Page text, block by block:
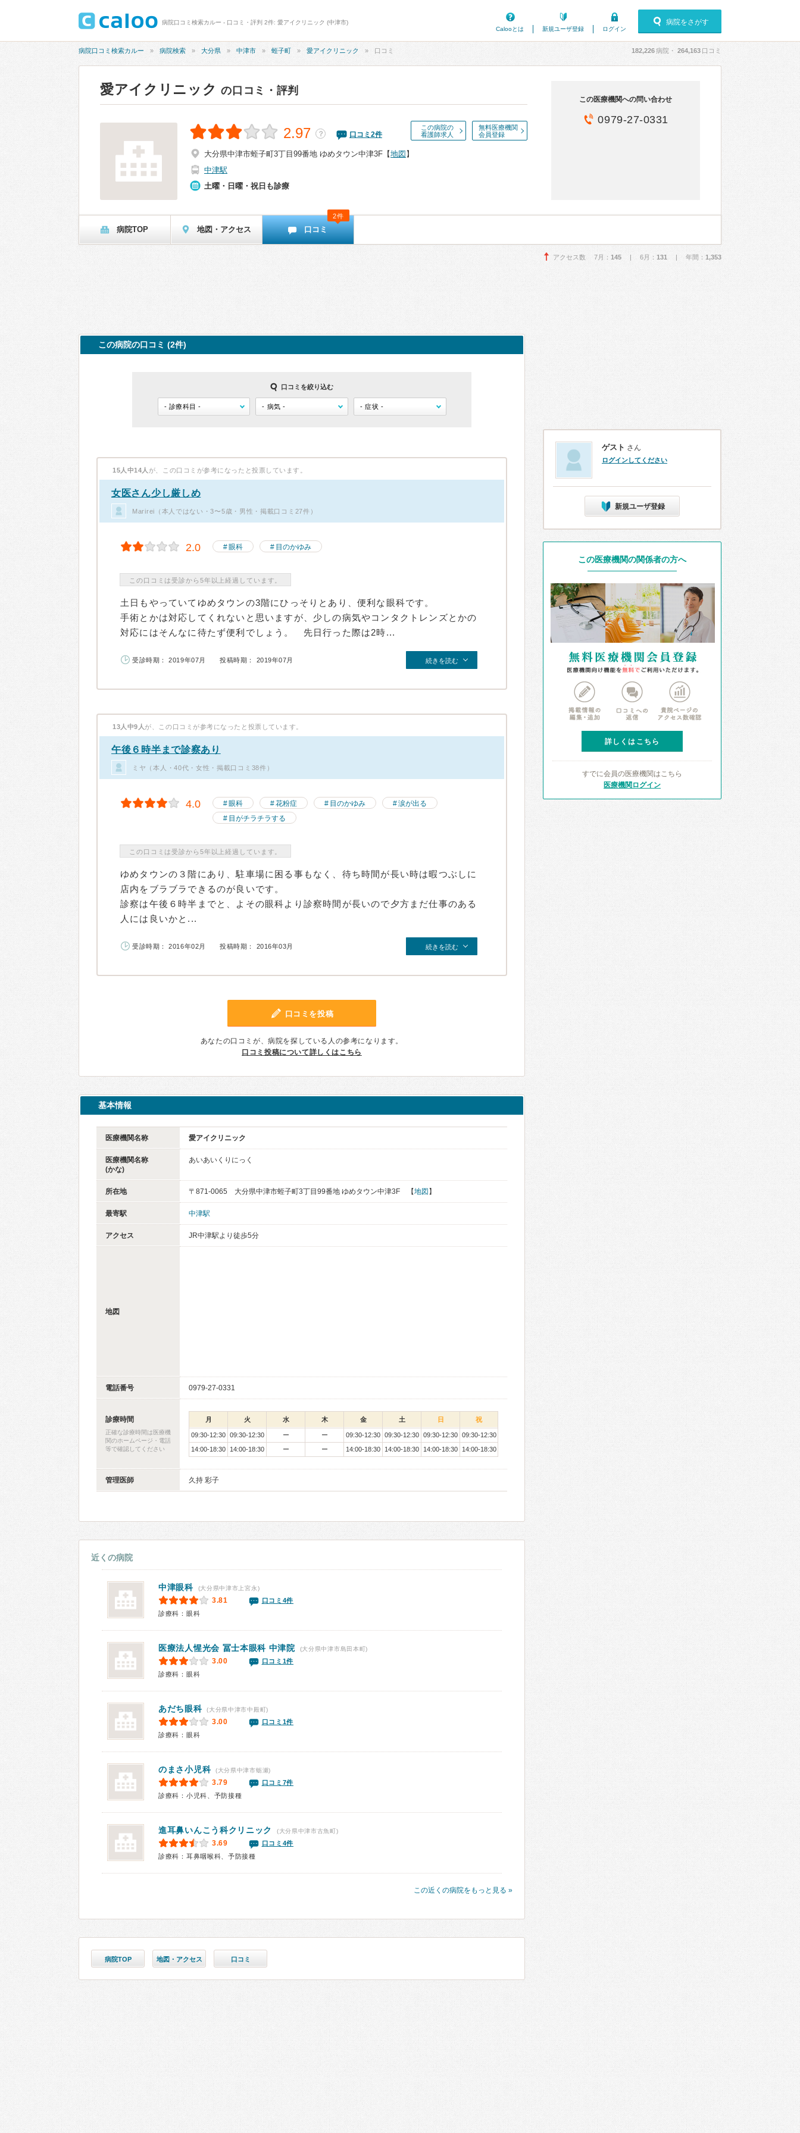
病院口コミ検索カルー - 口コミ・評判 2件: 愛アイクリニック (中津市)
Calooとは
新規ユーザ登録 ログイン
病院をさがす
病院口コミ検索カルー 病院検索 大分県 中津市 蛭子町 愛アイクリニック 口コミ 182,226病院・ 264,163 口コミ
愛アイクリニック の口コミ・評判
この病院の
看護師求人
無料医療機関
会員登録
2.97 ？ 口コミ 2件
大分県中津市蛭子町3丁目99番地 ゆめタウン中津3F 【地図 】
中津駅
土曜・日曜・祝日も診療
この医療機関への問い合わせ
0979-27-0331
病院TOP 地図・アクセス 口コミ
2件
アクセス数 7月： 145 | 6月： 131 | 年間： 1,353
この病院の口コミ (2件)
口コミを絞り込む
15人中14人 が、この口コミが参考になったと投票しています。
女医さん少し厳しめ
Marirei（本人ではない・3〜5歳・男性・掲載口コミ27件）
2.0 眼科 目のかゆみ
この口コミは受診から5年以上経過しています。
土日もやっていてゆめタウンの3階にひっそりとあり、便利な眼科です。
手術とかは対応してくれないと思いますが、少しの病気やコンタクトレンズとかの
対応にはそんなに待たず便利でしょう。 先日行った際は2時...
受診時期： 2019年07月 投稿時期： 2019年07月 続きを読む
13人中9人 が、この口コミが参考になったと投票しています。
午後６時半まで診察あり
ミヤ（本人・40代・女性・掲載口コミ38件）
4.0 眼科 花粉症 目のかゆみ
涙が出る
目がチラチラする
この口コミは受診から5年以上経過しています。
ゆめタウンの３階にあり、駐車場に困る事もなく、待ち時間が長い時は暇つぶしに
店内をブラブラできるのが良いです。
診察は午後６時半までと、よその眼科より診察時間が長いので夕方まだ仕事のある
人には良いかと...
受診時期： 2016年02月 投稿時期： 2016年03月 続きを読む
口コミを投稿
あなたの口コミが、病院を探している人の参考になります。
口コミ投稿について詳しくはこちら
基本情報
医療機関名称 愛アイクリニック
医療機関名称
(かな)
あいあいくりにっく
所在地 〒871-0065 大分県中津市蛭子町3丁目99番地 ゆめタウン中津3F 【地図 】
最寄駅 中津駅
アクセス JR中津駅より徒歩5分
地図
電話番号 0979-27-0331
診療時間
正確な診療時間は医療機
関のホームページ・電話
等で確認してください
月 火 水 木 金 土 日 祝
09:30-12:30 09:30-12:30 ー ー 09:30-12:30 09:30-12:30 09:30-12:30 09:30-12:30
14:00-18:30
14:00-18:30 ー ー 14:00-18:30 14:00-18:30 14:00-18:30 14:00-18:30
管理医師 久持 彩子
近くの病院
中津眼科 (大分県中津市上宮永)
3.81
口コミ4件
診療科：眼科
医療法人惺光会 冨士本眼科 中津院 (大分県中津市島田本町)
3.00
口コミ1件
診療科：眼科
あだち眼科 (大分県中津市中殿町)
3.00
口コミ1件
診療科：眼科
のまさ小児科 (大分県中津市蛎瀬)
3.79
口コミ7件
診療科：小児科、予防接種
進耳鼻いんこう科クリニック (大分県中津市古魚町)
3.69
口コミ4件
診療科：耳鼻咽喉科、予防接種
この近くの病院をもっと見る »
病院TOP 地図・アクセス 口コミ
ゲスト さん
ログインしてください
新規ユーザ登録
この医療機関の関係者の方へ
詳しくはこちら
すでに会員の医療機関はこちら
医療機関ログイン